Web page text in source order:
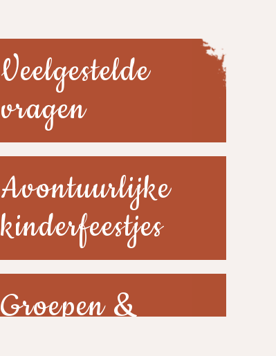
Veelgestelde
vragen
Avontuurlijke
kinderfeestjes
Groepen &